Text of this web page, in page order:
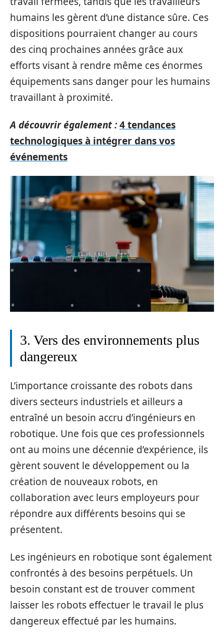
humains les gèrent d’une distance sûre. Ces
dispositions pourraient changer au cours
des cinq prochaines années grâce aux
efforts visant à rendre même ces énormes
équipements sans danger pour les humains
travaillant à proximité.
A découvrir également :4 tendances
technologiques à intégrer dans vos
événements
3. Vers des environnements plus
dangereux
L’importance croissante des robots dans
divers secteurs industriels et ailleurs a
entraîné un besoin accru d’ingénieurs en
robotique. Une fois que ces professionnels
ont au moins une décennie d’expérience, ils
gèrent souvent le développement ou la
création de nouveaux robots, en
collaboration avec leurs employeurs pour
répondre aux différents besoins qui se
présentent.
Les ingénieurs en robotique sont également
confrontés à des besoins perpétuels. Un
besoin constant est de trouver comment
laisser les robots effectuer le travail le plus
dangereux effectué par les humains.